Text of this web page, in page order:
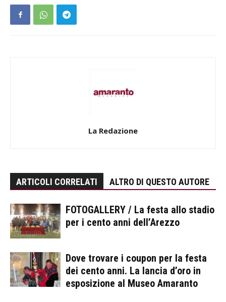
La Redazione
ARTICOLI CORRELATI ALTRO DI QUESTO AUTORE
FOTOGALLERY / La festa allo stadio
per i cento anni dell’Arezzo
Dove trovare i coupon per la festa
dei cento anni. La lancia d’oro in
esposizione al Museo Amaranto